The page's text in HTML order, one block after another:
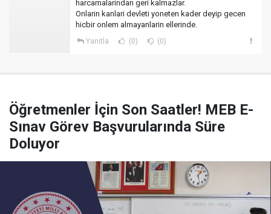
harcamalarindan geri kalmazlar.
Onlarin kanlari devleti yoneten kader deyip gecen
hicbir onlem almayanlarin ellerinde.
Yanıtla (0) (0)
Öğretmenler İçin Son Saatler! MEB E-
Sınav Görev Başvurularında Süre
Doluyor